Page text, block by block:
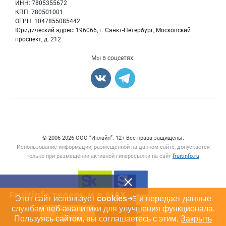
Fruitinfo теперь и в MAX
ПЕРЕЙТИ
ИНН: 7805355672
КПП: 780501001
ОГРН: 1047855085442
Юридический адрес: 196066, г. Санкт-Петербург, Московский
проспект, д. 212
Мы в соцсетях:
© 2006‑2026 ООО “Инлайн”. 12+ Все права защищены.
Использование информации, размещенной на данном сайте, допускается
только при размещении активной гиперссылки на сайт fruitinfo.ru
Этот сайт использует cookies
и передает данные
службам веб-аналитики для улучшения функционала.
Пользуясь сайтом, вы соглашаетесь с этим. Закрыть